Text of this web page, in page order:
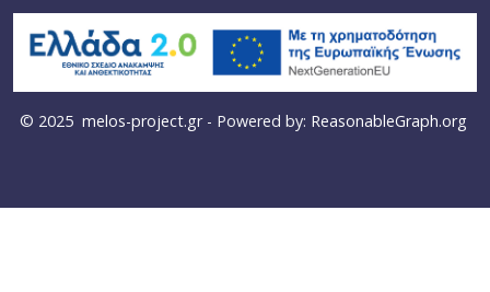
© 2025 melos-project.gr- Powered by: ReasonableGraph.org